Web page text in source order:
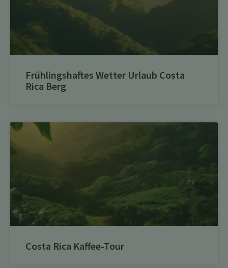
Frühlingshaftes Wetter Urlaub Costa
Rica Berg
Costa Rica Kaffee-Tour